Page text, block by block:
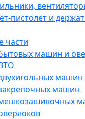
пистолет и
части
машин и
машин
машин